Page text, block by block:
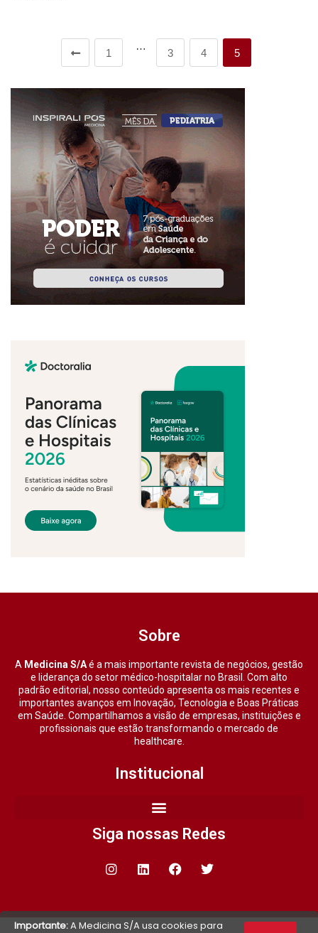
1
…
3 4 5
Sobre
A Medicina S/Aé a mais importante revista de negócios, gestão
e liderança do setor médico-hospitalar no Brasil. Com alto
padrão editorial, nosso conteúdo apresenta os mais recentes e
importantes avanços em Inovação, Tecnologia e Boas Práticas
em Saúde. Compartilhamos a visão de empresas, instituições e
profissionais que estão transformando o mercado de
healthcare.
Institucional
Siga nossas Redes
Importante:A Medicina S/A usa cookies para